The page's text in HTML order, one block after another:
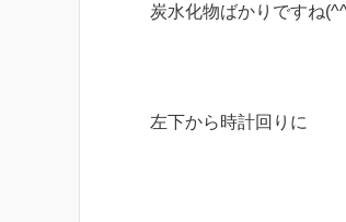
炭水化物ばかりですね
左下から時計回りに